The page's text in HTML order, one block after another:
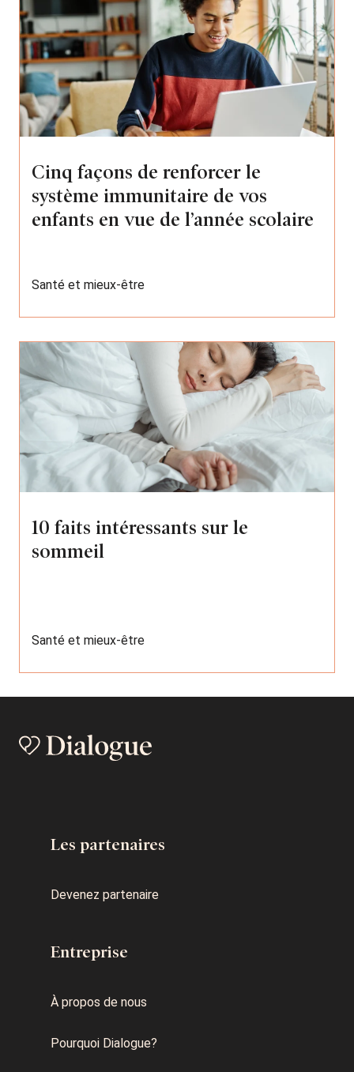
Cinq façons de renforcer le
système immunitaire de vos
enfants en vue de l’année scolaire
Santé et mieux-être
10 faits intéressants sur le
sommeil
Santé et mieux-être
Les partenaires
Devenez partenaire
Entreprise
À propos de nous
Pourquoi Dialogue?